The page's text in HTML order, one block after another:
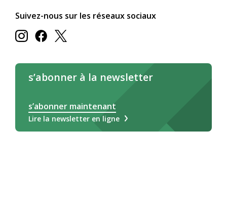
Suivez-nous sur les réseaux sociaux
s’abonner à la newsletter
s’abonner maintenant
Lire la newsletter en ligne